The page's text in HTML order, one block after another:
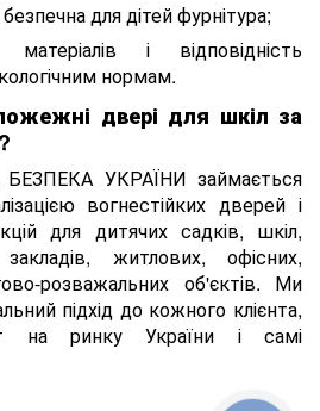
безпечна для дітей фурнітура;
матеріалів і відповідність
нормам.
двері для шкіл за
УКРАЇНИ займається
вогнестійких дверей і
для дитячих садків, шкіл,
житлових, офісних,
розважальних об'єктів. Ми
підхід до кожного клієнта,
на ринку України і самі